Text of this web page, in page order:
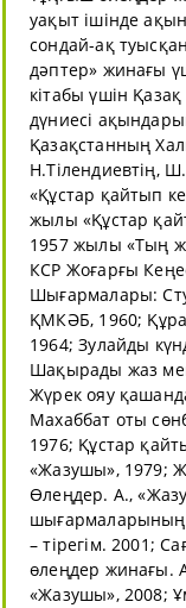
уақыт ішінде
сондай-ақ
дәптер» жинағы
кітабы үшін
дүниесі
Қазақстанның
Н.Тілендиевтің,
«Құстар қайтып
жылы «Құстар
1957 жылы «Тың
КСР Жоғарғы
Шығармалары:
ҚМКӘБ, 1960;
1964; Зулайды
Шақырады жаз
Жүрек ояу
Махаббат оты
1976; Құстар
«Жазушы», 1979;
Өлеңдер. А.,
шығармаларының
– тірегім. 2001;
өлеңдер жинағы.
«Жазушы», 2008;